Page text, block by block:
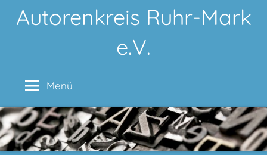
InhaltAutorenkreis Ruhr-Mark
e.V.
Menü